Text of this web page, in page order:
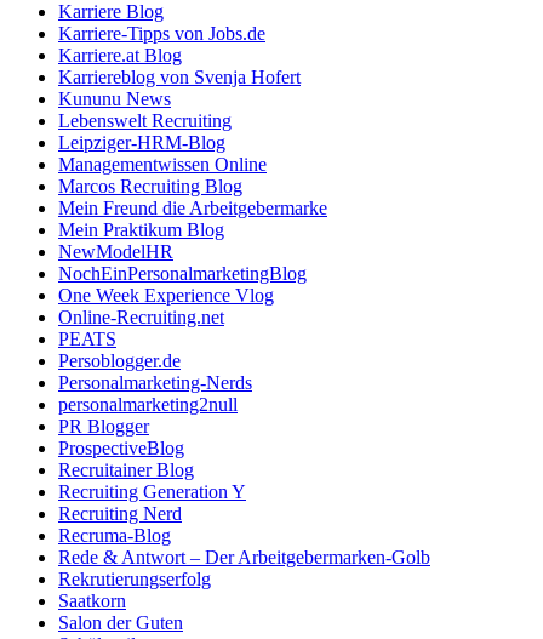
Karriere Blog
Karriere-Tipps von Jobs.de
Karriere.at Blog
Karriereblog von Svenja Hofert
Kununu News
Lebenswelt Recruiting
Leipziger-HRM-Blog
Managementwissen Online
Marcos Recruiting Blog
Mein Freund die Arbeitgebermarke
Mein Praktikum Blog
NewModelHR
NochEinPersonalmarketingBlog
One Week Experience Vlog
Online-Recruiting.net
PEATS
Persoblogger.de
Personalmarketing-Nerds
personalmarketing2null
PR Blogger
ProspectiveBlog
Recruitainer Blog
Recruiting Generation Y
Recruiting Nerd
Recruma-Blog
Rede & Antwort – Der Arbeitgebermarken-Golb
Rekrutierungserfolg
Saatkorn
Salon der Guten